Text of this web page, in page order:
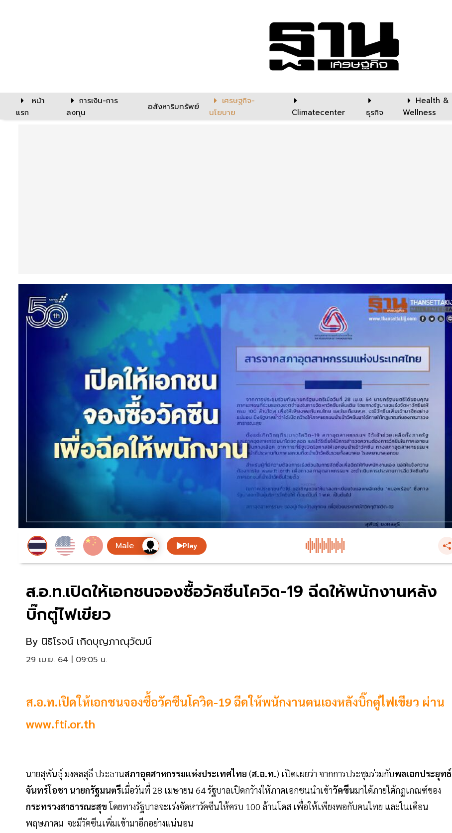
หน้า
แรก
การเงิน-การ
ลงทุน
อสังหาริมทรัพย์
เศรษฐกิจ-
นโยบาย
Climatecenter ธุรกิจ
Health &
Wellness
Play
ส.อ.ท.เปิดให้เอกชนจองซื้อวัคซีนโควิด-19 ฉีดให้พนักงานหลัง
บิ๊กตู่ไฟเขียว
By นิธิโรจน์ เกิดบุญภาณุวัฒน์
29 เม.ย. 64 | 09:05 น.
ส.อ.ท.เปิดให้เอกชนจองซื้อวัคซีนโควิด-19 ฉีดให้พนักงานตนเองหลังบิ๊กตู่ไฟเขียว ผ่าน
www.fti.or.th
นายสุพันธุ์ มงคลสุธี ประธานสภาอุตสาหกรรมแห่งประเทศไทย (ส.อ.ท.) เปิดเผยว่า จากการประชุมร่วมกับพลเอกประยุทธ์
จันทร์โอชา นายกรัฐมนตรีเมื่อวันที่ 28 เมษายน 64 รัฐบาลเปิดกว้างให้ภาคเอกชนนำเข้าวัคซีนมาได้ภายใต้กฏเกณฑ์ของ
กระทรวงสาธารณะสุขโดยทางรัฐบาลจะเร่งจัดหาวัคซีนให้ครบ 100 ล้านโดส เพื่อให้เพียงพอกับคนไทย และในเดือน
พฤษภาคม จะมีวัคซีนเพิ่มเข้ามาอีกอย่างแน่นอน